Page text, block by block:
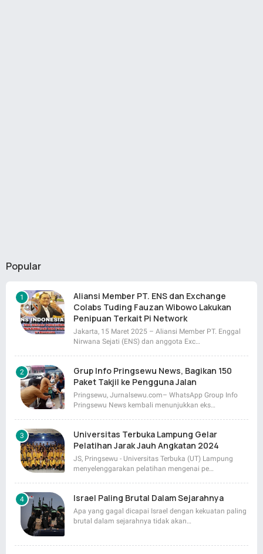
Popular
Aliansi Member PT. ENS dan Exchange
Colabs Tuding Fauzan Wibowo Lakukan
Penipuan Terkait Pi Network
Jakarta, 15 Maret 2025 – Aliansi Member PT. Enggal
Nirwana Sejati (ENS) dan anggota Exc…
Grup Info Pringsewu News, Bagikan 150
Paket Takjil ke Pengguna Jalan
Pringsewu, Jurnalsewu.com– WhatsApp Group Info
Pringsewu News kembali menunjukkan eks…
Universitas Terbuka Lampung Gelar
Pelatihan Jarak Jauh Angkatan 2024
JS, Pringsewu - Universitas Terbuka (UT) Lampung
menyelenggarakan pelatihan mengenai pe…
Israel Paling Brutal Dalam Sejarahnya
Apa yang gagal dicapai Israel dengan kekuatan paling
brutal dalam sejarahnya tidak akan…